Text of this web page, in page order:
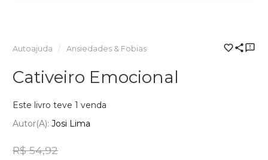
Autoajuda Ansiedades & Fobias
Cativeiro Emocional
Este livro teve 1 venda
Autor(a): Josi Lima
R$ 54,92